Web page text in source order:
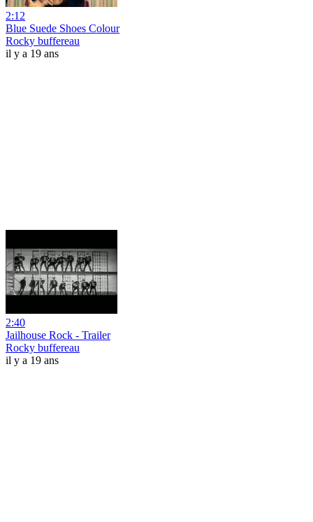
2:12
Blue Suede Shoes Colour
Rocky buffereau
il y a 19 ans
2:40
Jailhouse Rock - Trailer
Rocky buffereau
il y a 19 ans